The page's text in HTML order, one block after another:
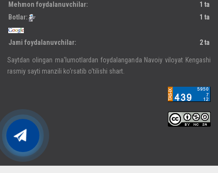
Mehmon foydalanuvchilar:
1 ta
Botlar:
1 ta
Jami foydalanuvchilar: 2 ta
Saytdan olingan ma‘lumotlardan foydalanganda Navoiy viloyat Kengashi
rasmiy sayti manzili ko‘rsatib o‘tilishi shart.